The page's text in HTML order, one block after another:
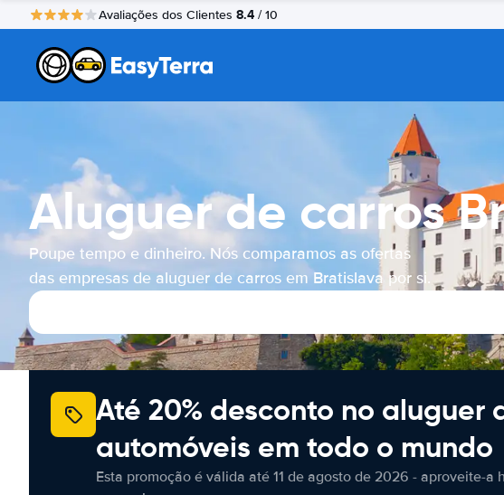
Avaliações dos Clientes 8.4 / 10
Aluguer de carros
Poupe tempo e dinheiro. Nós comparamos as ofertas
das empresas de aluguer de carros em Bratislava por si.
Até 20% desconto no aluguer
automóveis em todo o mundo
Esta promoção é válida até 11 de agosto de 2026 - aproveite-a